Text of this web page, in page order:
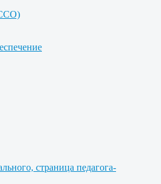
страница педагога-